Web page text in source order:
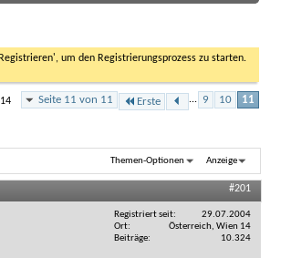
um den Registrierungsprozess zu starten.
Seite 11 von 11 Erste ... 9 10 11
Themen-Optionen Anzeige
#201
Registriert seit
29.07.2004
Ort
Österreich, Wien 14
Beiträge
10.324